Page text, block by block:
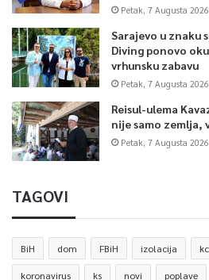
Petak, 7 Augusta
Sarajevo u znaku
Diving ponovo
vrhunsku zabavu
Petak, 7 Augusta
Reisul-ulema
nije samo zemlja,
Petak, 7 Augusta
TAGOVI
BiH dom FBiH izolacija
koronavirus ks novi poplave